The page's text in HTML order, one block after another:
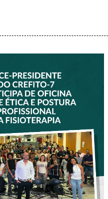
PRESIDENTE
CREFITO-7
DE
SOBRE
E POSTURA
NA